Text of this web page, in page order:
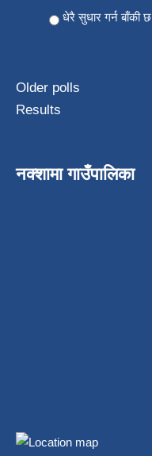
धेरै सुधार गर्न बाँकी छ
Older polls
Results
नक्शामा गाउँपालिका